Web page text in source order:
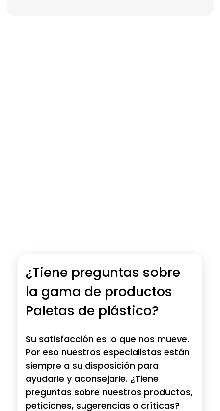
¿Tiene preguntas sobre
la gama de productos
Paletas de plástico?
Su satisfacción es lo que nos mueve.
Por eso nuestros especialistas están
siempre a su disposición para
ayudarle y aconsejarle. ¿Tiene
preguntas sobre nuestros productos,
peticiones, sugerencias o críticas?